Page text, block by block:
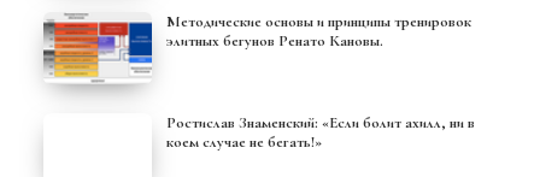
Методические основы и принципы тренировок
элитных бегунов Ренато Кановы.
Ростислав Знаменский: «Если болит ахилл, ни в
коем случае не бегать!»